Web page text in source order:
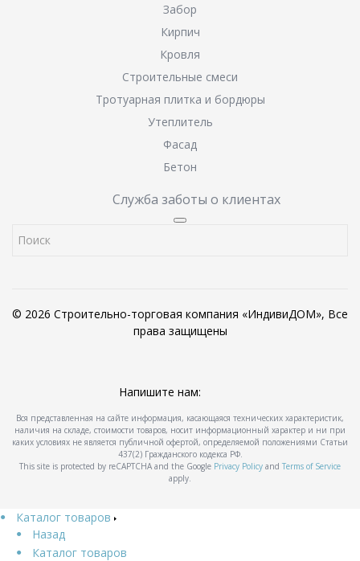
Забор
Кирпич
Кровля
Строительные смеси
Тротуарная плитка и бордюры
Утеплитель
Фасад
Бетон
Служба заботы о клиентах
© 2026 Строительно-торговая компания «ИндивиДОМ», Все
права защищены
Напишите нам:
Вся представленная на сайте информация, касающаяся технических характеристик,
наличия на складе, стоимости товаров, носит информационный характер и ни при
каких условиях не является публичной офертой, определяемой положениями Статьи
437(2) Гражданского кодекса РФ.
This site is protected by reCAPTCHA and the Google Privacy Policy and Terms of Service
apply.
Каталог товаров
Назад
Каталог товаров